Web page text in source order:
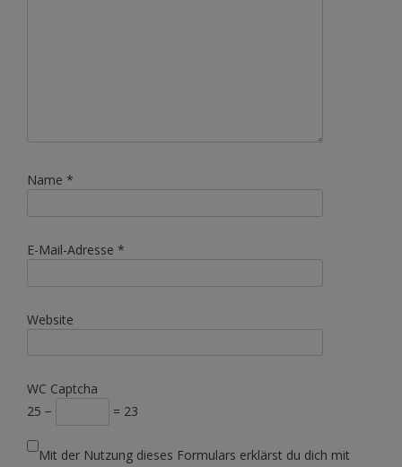
Name *
E-Mail-Adresse *
Website
WC Captcha
25 −
= 23
Mit der Nutzung dieses Formulars erklärst du dich mit